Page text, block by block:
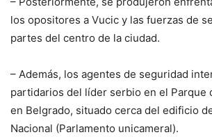
los opositores a Vucic y las fuerzas de
partes del centro de la ciudad.
– Además, los agentes de seguridad
partidarios del líder serbio en el Parque
en Belgrado, situado cerca del edificio
Nacional (Parlamento unicameral).